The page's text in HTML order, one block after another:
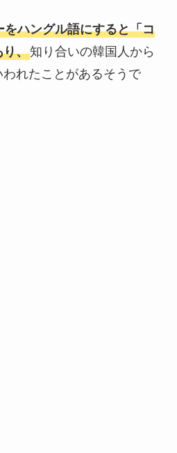
をハングル語にすると「コ
り、知り合いの韓国人から
われたことがあるそうで